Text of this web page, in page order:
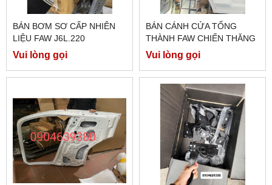
BÁN BƠM SƠ CẤP NHIÊN
LIỆU FAW J6L.220
Vui lòng gọi
BÁN CÁNH CỬA TỔNG
THÀNH FAW CHIẾN THĂNG
7 TẤN 7
Vui lòng gọi